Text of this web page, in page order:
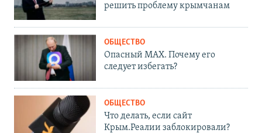
решить проблему крымчанам
ОБЩЕСТВО
Опасный MAX. Почему его
следует избегать?
ОБЩЕСТВО
Что делать, если сайт
Крым.Реалии заблокировали?